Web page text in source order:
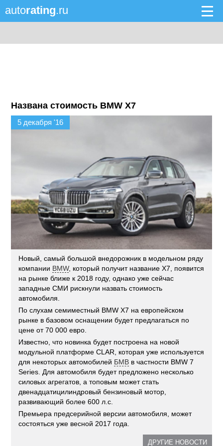
autorating.ru
Названа стоимость BMW X7
5 декабря '16
Новый, самый большой внедорожник в модельном ряду
компании BMW, который получит название X7, появится
на рынке ближе к 2018 году, однако уже сейчас
западные СМИ рискнули назвать стоимость
автомобиля.
По слухам семиместный BMW X7 на европейском
рынке в базовом оснащении будет предлагаться по
цене от 70 000 евро.
Известно, что новинка будет построена на новой
модульной платформе CLAR, которая уже используется
для некоторых автомобилей БМВ в частности BMW 7
Series. Для автомобиля будет предложено несколько
силовых агрегатов, а топовым может стать
двенадцатицилиндровый бензиновый мотор,
развивающий более 600 л.с.
Премьера предсерийной версии автомобиля, может
состояться уже весной 2017 года.
ДРУГИЕ НОВОСТИ